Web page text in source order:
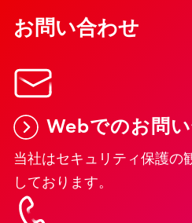
お問い合わせ
Webでのお問
当社はセキュリティ保護の
しております。